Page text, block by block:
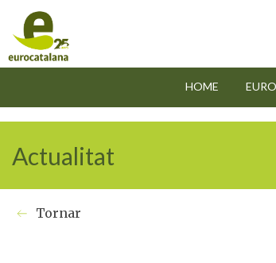
HOME
Actualitat
Tornar